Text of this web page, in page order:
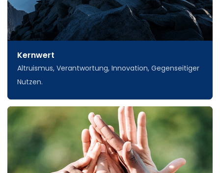
Kernwert
Altruismus, Verantwortung, Innovation, Gegenseitiger
Nutzen.